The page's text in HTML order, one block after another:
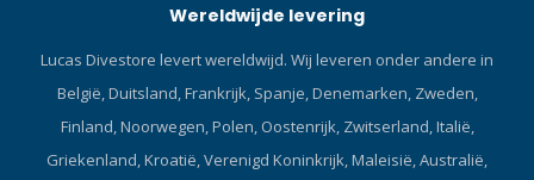
reparatielijm voor nat- en
opblaasbare artikelen.
Wereldwijde levering
Lucas Divestore levert wereldwijd. Wij leveren onder andere in
België, Duitsland, Frankrijk, Spanje, Denemarken, Zweden,
Finland, Noorwegen, Polen, Oostenrijk, Zwitserland, Italië,
Griekenland, Kroatië, Verenigd Koninkrijk, Maleisië, Australië,